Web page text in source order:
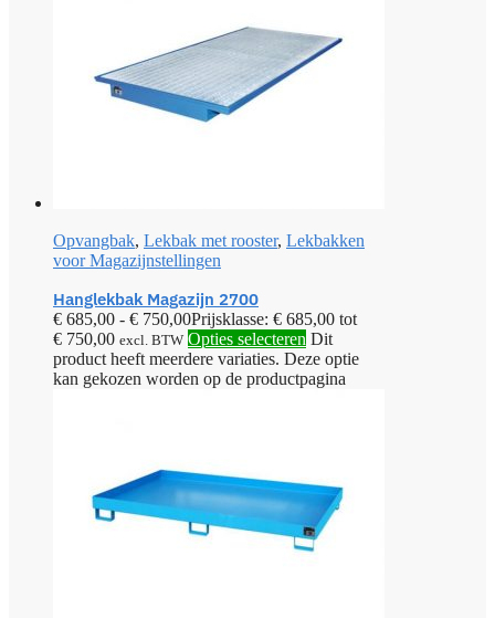
Opvangbak, Lekbak met rooster, Lekbakken
voor Magazijnstellingen
Hanglekbak Magazijn 2700
€ 685,00 - € 750,00Prijsklasse: € 685,00 tot
€ 750,00 excl. BTW Opties selecteren Dit
product heeft meerdere variaties. Deze optie
kan gekozen worden op de productpagina